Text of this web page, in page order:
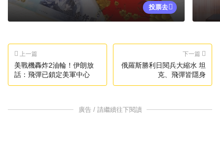
投票去
上一篇
美戰機轟炸2油輪！伊朗放
話：飛彈已鎖定美軍中心
下一篇
俄羅斯勝利日閱兵大縮水 坦
克、飛彈皆隱身
廣告 / 請繼續往下閱讀